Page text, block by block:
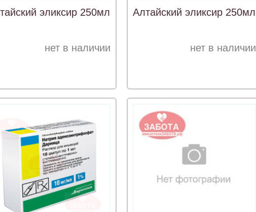
эликсир 250мл
нет в наличии
Алтайский эликсир 250мл
нет в наличии